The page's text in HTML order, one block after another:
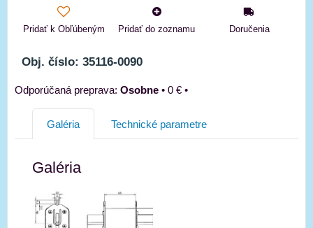
Pridať k Obľúbeným Pridať do zoznamu Doručenia
Obj. číslo: 35116-0090
Osobne • 0 € •
Galéria Technické parametre
Galéria